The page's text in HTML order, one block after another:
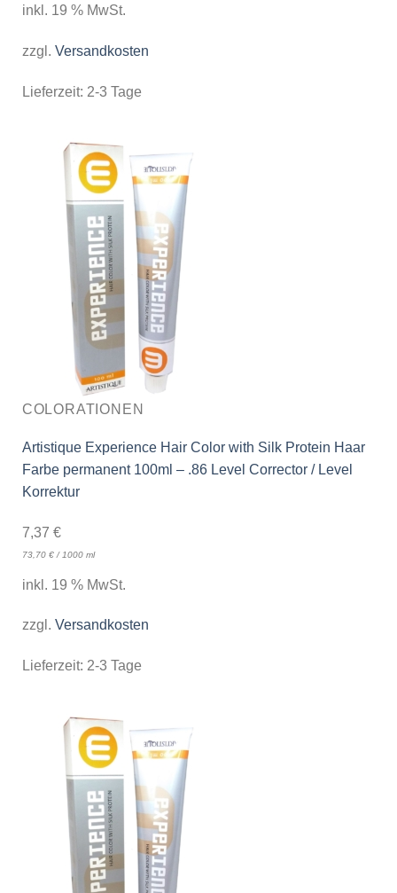
inkl. 19 % MwSt.
zzgl. Versandkosten
Lieferzeit: 2-3 Tage
COLORATIONEN
Artistique Experience Hair Color with Silk Protein Haar
Farbe permanent 100ml – .86 Level Corrector / Level
Korrektur
7,37 €
73,70 €/ 1000 ml
inkl. 19 % MwSt.
zzgl. Versandkosten
Lieferzeit: 2-3 Tage